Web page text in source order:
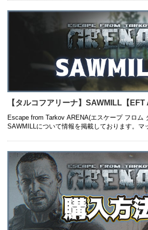
【タルコフアリーナ】SAWMILL【EFT
Escape from Tarkov ARENA(エスケープ フロム
SAWMILLについて情報を掲載しております。マ